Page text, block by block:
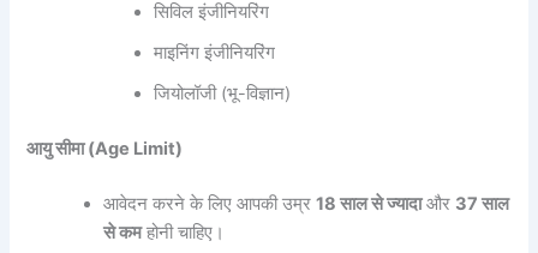
सिविल इंजीनियरिंग
माइनिंग इंजीनियरिंग
जियोलॉजी (भू-विज्ञान)
आयुसीमा (Age Limit)
आवेदन करने के लिए आपकी उम्र18सालसेज्यादाऔर 37साल
सेकमहोनी चाहिए।